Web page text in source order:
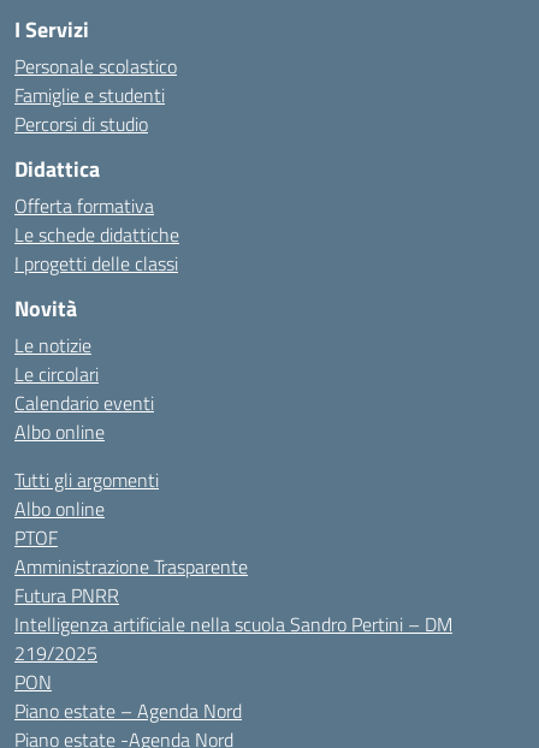
I Servizi
Personale scolastico
Famiglie e studenti
Percorsi di studio
Didattica
Offerta formativa
Le schede didattiche
I progetti delle classi
Novità
Le notizie
Le circolari
Calendario eventi
Albo online
Tutti gli argomenti
Albo online
PTOF
Amministrazione Trasparente
Futura PNRR
Intelligenza artificiale nella scuola Sandro Pertini – DM
219/2025
PON
Piano estate – Agenda Nord
Piano estate -Agenda Nord